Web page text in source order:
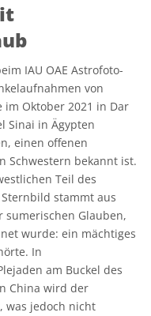
IAU OAE Astrofoto-
von
Oktober 2021 in Dar
Sinai in Ägypten
einen offenen
Schwestern bekannt ist.
Teil des
stammt aus
sumerischen Glauben,
wurde: ein mächtiges
In
am Buckel des
China wird der
was jedoch nicht